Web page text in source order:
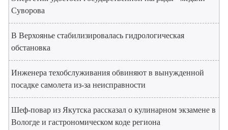
Суворова
В Верхоянье стабилизировалась гидрологическая
обстановка
Инженера техобслуживания обвиняют в вынужденной
посадке самолета из-за неисправности
Шеф-повар из Якутска рассказал о кулинарном экзамене в
Вологде и гастрономическом коде региона